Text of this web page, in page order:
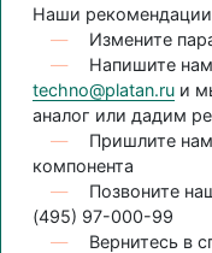
Наши
—
Измените
—
Напишите
techno@platan.ru и
аналог или дадим
—
Пришлите нам
компонента
—
Позвоните
(495) 97-000-99
—
Вернитесь в